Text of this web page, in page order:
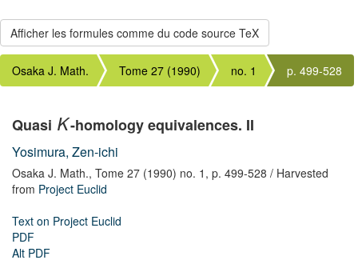
Osaka J. Math. Tome 27 (1990) no. 1 p. 499-528
Quasi K-homology equivalences. II
Yosimura, Zen-ichi
Osaka J. Math., Tome 27 (1990) no. 1, p. 499-528 / Harvested
from Project Euclid
Text on Project Euclid
PDF
Alt PDF